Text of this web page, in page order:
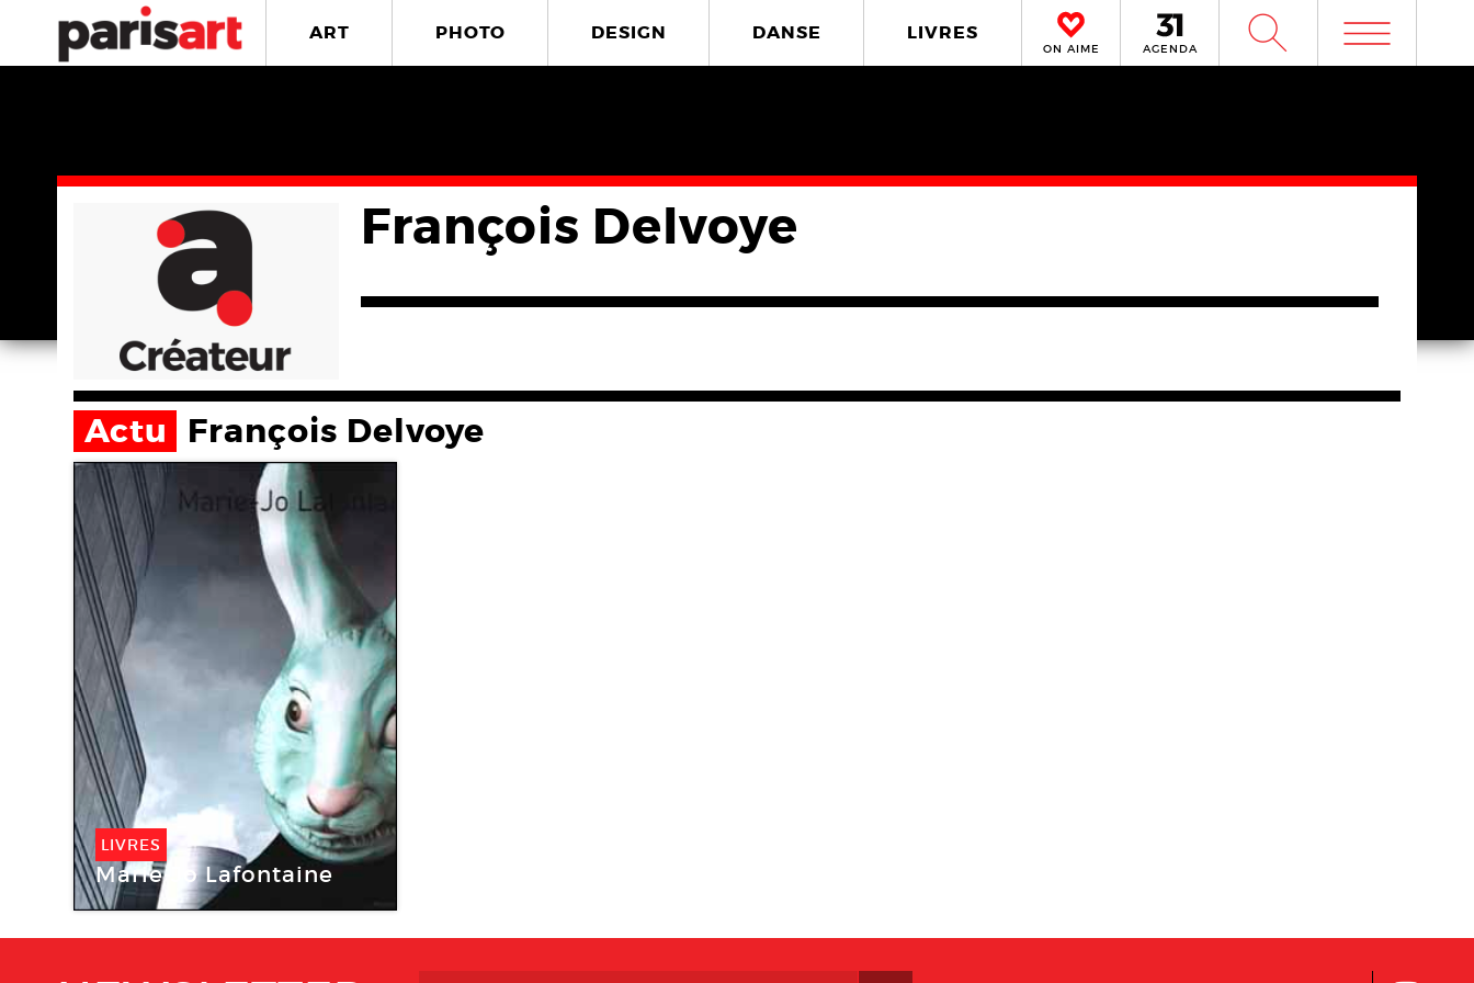
ART PHOTO DESIGN DANSE LIVRES
ON AIME AGENDA W m
François Delvoye
Actu François Delvoye
LIVRES
Marie-Jo Lafontaine